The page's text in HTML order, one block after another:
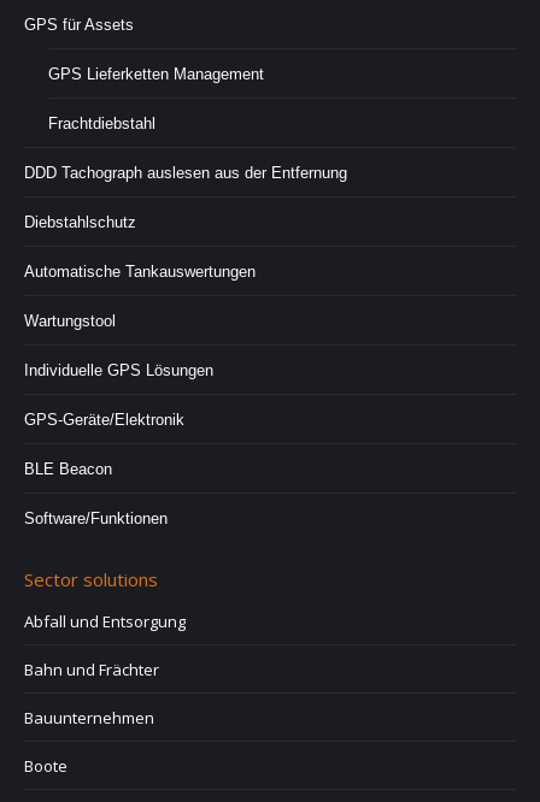
GPS für Assets
GPS Lieferketten Management
Frachtdiebstahl
DDD Tachograph auslesen aus der Entfernung
Diebstahlschutz
Automatische Tankauswertungen
Wartungstool
Individuelle GPS Lösungen
GPS-Geräte/Elektronik
BLE Beacon
Software/Funktionen
Sector solutions
Abfall und Entsorgung
Bahn und Frächter
Bauunternehmen
Boote